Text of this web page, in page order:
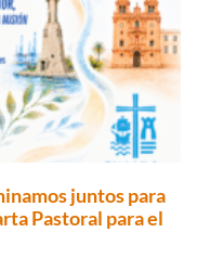
juntos para
Pastoral para el